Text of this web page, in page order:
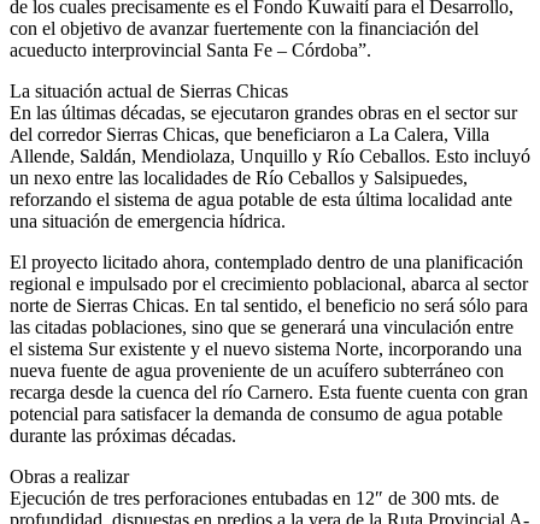
de los cuales precisamente es el Fondo Kuwaití para el Desarrollo,
con el objetivo de avanzar fuertemente con la financiación del
acueducto interprovincial Santa Fe – Córdoba”.
La situación actual de Sierras Chicas
En las últimas décadas, se ejecutaron grandes obras en el sector sur
del corredor Sierras Chicas, que beneficiaron a La Calera, Villa
Allende, Saldán, Mendiolaza, Unquillo y Río Ceballos. Esto incluyó
un nexo entre las localidades de Río Ceballos y Salsipuedes,
reforzando el sistema de agua potable de esta última localidad ante
una situación de emergencia hídrica.
El proyecto licitado ahora, contemplado dentro de una planificación
regional e impulsado por el crecimiento poblacional, abarca al sector
norte de Sierras Chicas. En tal sentido, el beneficio no será sólo para
las citadas poblaciones, sino que se generará una vinculación entre
el sistema Sur existente y el nuevo sistema Norte, incorporando una
nueva fuente de agua proveniente de un acuífero subterráneo con
recarga desde la cuenca del río Carnero. Esta fuente cuenta con gran
potencial para satisfacer la demanda de consumo de agua potable
durante las próximas décadas.
Obras a realizar
Ejecución de tres perforaciones entubadas en 12″ de 300 mts. de
profundidad, dispuestas en predios a la vera de la Ruta Provincial A-